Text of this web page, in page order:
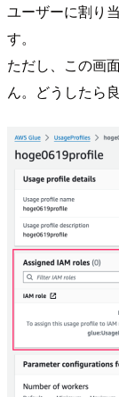
ユーザーに割り
す。
ただし、この画
ん。どうしたら